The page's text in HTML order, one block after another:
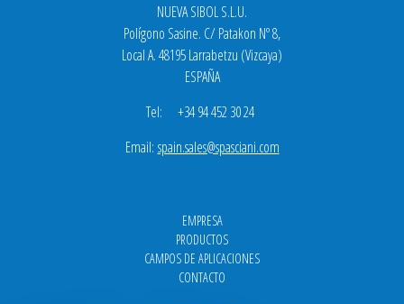
NUEVA SIBOL S.L.U.
Polígono Sasine. C/ Patakon Nº 8,
Local A. 48195 Larrabetzu (Vizcaya)
ESPAÑA
Tel: +34 94 452 30 24
Email: spain.sales@spasciani.com
EMPRESA
PRODUCTOS
CAMPOS DE APLICACIONES
CONTACTO